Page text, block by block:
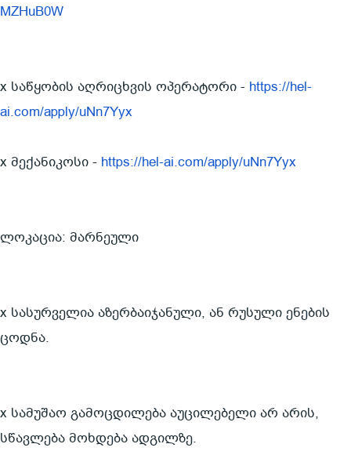
MZHuB0W
x საწყობის აღრიცხვის ოპერატორი - https://hel-
ai.com/apply/uNn7Yyx
x მექანიკოსი - https://hel-ai.com/apply/uNn7Yyx
ლოკაცია: მარნეული
x სასურველია აზერბაიჯანული, ან რუსული ენების
ცოდნა.
x სამუშაო გამოცდილება აუცილებელი არ არის,
სწავლება მოხდება ადგილზე.